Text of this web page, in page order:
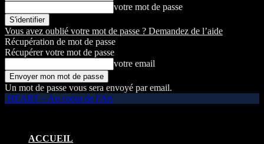
votre mot de passe
Vous avez oublié votre mot de passe ? Demandez de l’aide
Récupération de mot de passe
Récupérer votre mot de passe
votre email
Un mot de passe vous sera envoyé par email.
HEART – Au coeur de l'Art
ACCUEIL